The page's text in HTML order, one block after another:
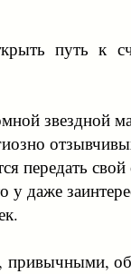
путь к
звездной
передать
даже
привычными,